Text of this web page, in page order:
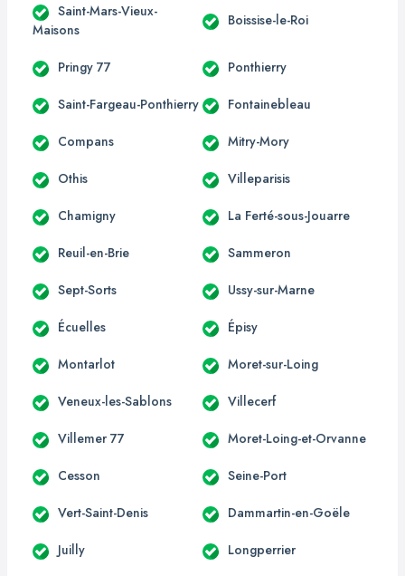
Saint-Mars-Vieux-
Maisons
Boissise-le-Roi
Pringy 77 Ponthierry
Saint-Fargeau-Ponthierry Fontainebleau
Compans Mitry-Mory
Othis Villeparisis
Chamigny La Ferté-sous-Jouarre
Reuil-en-Brie Sammeron
Sept-Sorts Ussy-sur-Marne
Écuelles Épisy
Montarlot Moret-sur-Loing
Veneux-les-Sablons Villecerf
Villemer 77 Moret-Loing-et-Orvanne
Cesson Seine-Port
Vert-Saint-Denis Dammartin-en-Goële
Juilly Longperrier